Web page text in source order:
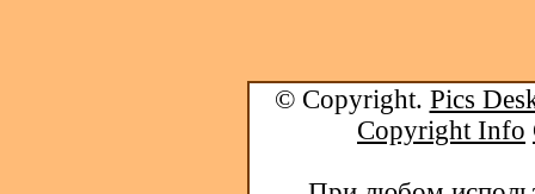
© Copyright. Pics
Copyright Info